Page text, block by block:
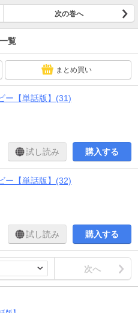
次の巻へ
覧
まとめ買い
ー【単話版】(31)
試し読み 購入する
ー【単話版】(32)
試し読み 購入する
次へ